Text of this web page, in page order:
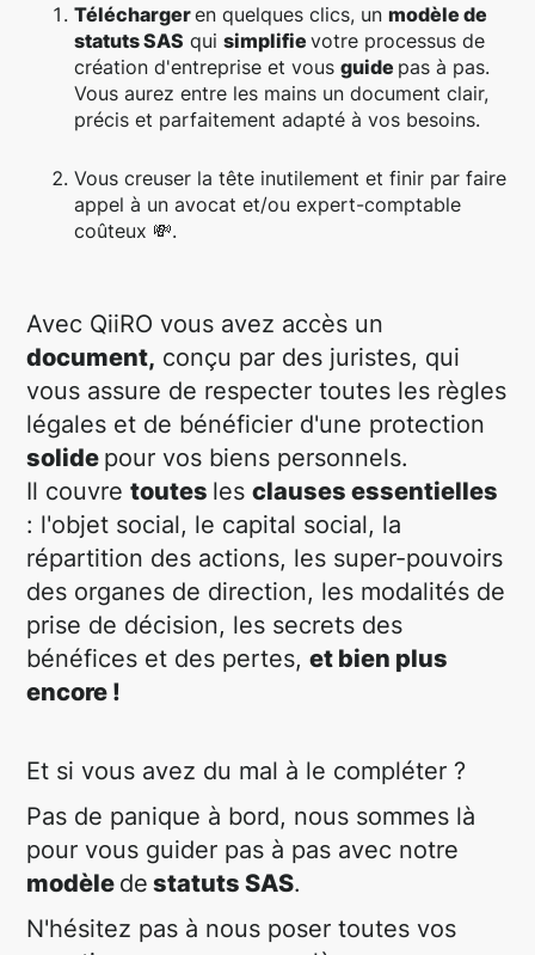
Téléchargeren quelques clics, unmodèle de
statuts SAS quisimplifievotre processus de
création d'entreprise et vousguide pas à pas.
Vous aurez entre les mains un document clair,
précis et parfaitement adapté à vos besoins.
Vous creuser la tête inutilement et finir par faire
appel à un avocat et/ou expert-comptable
coûteux 💸.
Avec QiiRO vous avez accès un
document, conçu par des juristes, qui
vous assure de respecter toutes les règles
légales et de bénéficier d'une protection
solide pour vos biens personnels.
Il couvretoutes lesclauses essentielles
: l'objet social, le capital social, la
répartition des actions, les super-pouvoirs
des organes de direction, les modalités de
prise de décision, les secrets des
bénéfices et des pertes,et bien plus
encore !
Et si vous avez du mal à le compléter ?
Pas de panique à bord, nous sommes là
pour vous guider pas à pas avec notre
modèle de statuts SAS.
N'hésitez pas à nous poser toutes vos